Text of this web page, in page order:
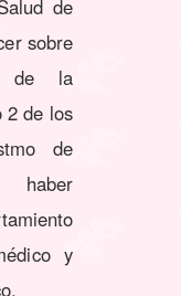
de
sobre
de la
2 de los
de
haber
y